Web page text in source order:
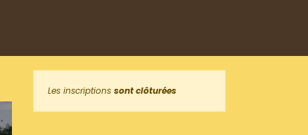
Les inscriptions sont clôturées